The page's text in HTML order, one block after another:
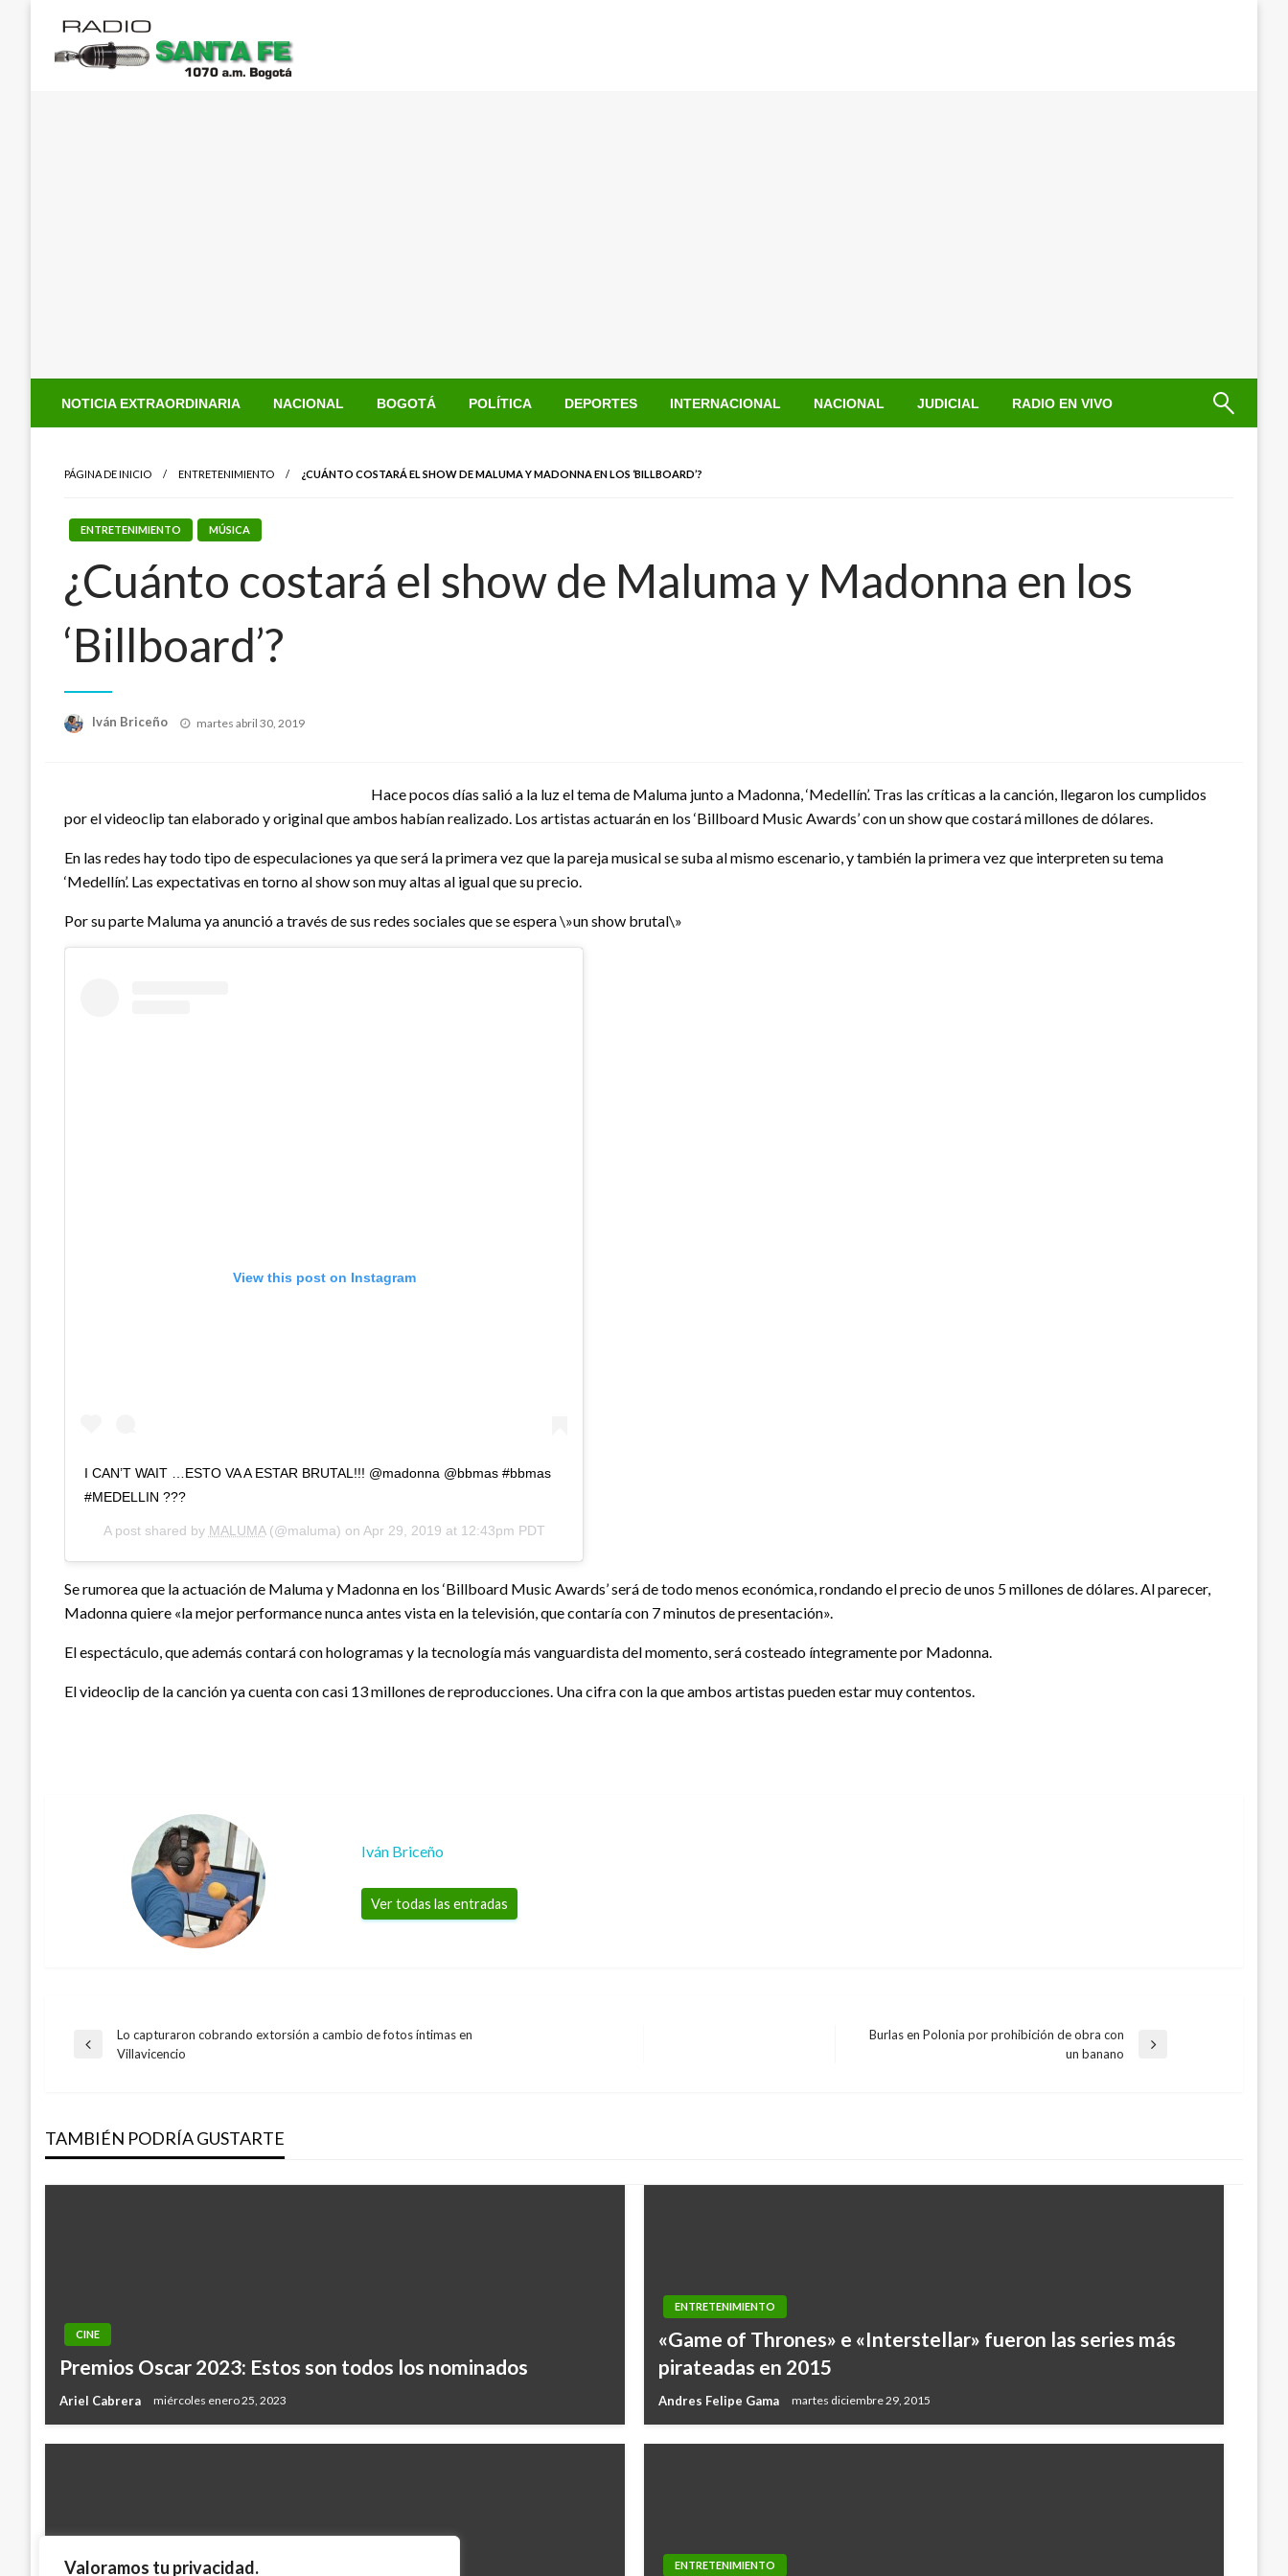
Valoramos tu privacidad.
contenido
NOTICIA EXTRAORDINARIA NACIONAL BOGOTÁ POLÍTICA DEPORTES INTERNACIONAL NACIONAL JUDICIAL RADIO EN VIVO
PÁGINA DE INICIO ENTRETENIMIENTO ¿CUÁNTO COSTARÁ EL SHOW DE MALUMA Y MADONNA EN LOS ‘BILLBOARD’?
ENTRETENIMIENTO MÚSICA
¿Cuánto costará el show de Maluma y Madonna en los
‘Billboard’?
Iván Briceño
Publicado
martes abril 30, 2019
Hace pocos días salió a la luz el tema de Maluma junto a Madonna, ‘Medellín’. Tras las críticas a la canción, llegaron los cumplidos
por el videoclip tan elaborado y original que ambos habían realizado. Los artistas actuarán en los ‘Billboard Music Awards’ con un show que costará millones de dólares.
En las redes hay todo tipo de especulaciones ya que será la primera vez que la pareja musical se suba al mismo escenario, y también la primera vez que interpreten su tema
‘Medellín’. Las expectativas en torno al show son muy altas al igual que su precio.
Por su parte Maluma ya anunció a través de sus redes sociales que se espera \»un show brutal\»
View this post on Instagram
I CAN’T WAIT …ESTO VA A ESTAR BRUTAL!!! @madonna @bbmas #bbmas
#MEDELLIN ???
A post shared by MALUMA(@maluma) on Apr 29, 2019 at 12:43pm PDT
Se rumorea que la actuación de Maluma y Madonna en los ‘Billboard Music Awards’ será de todo menos económica, rondando el precio de unos 5 millones de dólares. Al parecer,
Madonna quiere «la mejor performance nunca antes vista en la televisión, que contaría con 7 minutos de presentación».
El espectáculo, que además contará con hologramas y la tecnología más vanguardista del momento, será costeado íntegramente por Madonna.
El videoclip de la canción ya cuenta con casi 13 millones de reproducciones. Una cifra con la que ambos artistas pueden estar muy contentos.
Iván Briceño
Ver todas las entradas
Navegación
entradas
Entrada
Lo capturaron cobrando extorsión a cambio de fotos íntimas en
Villavicencio
Burlas en Polonia por prohibición de obra con
un banano
TAMBIÉN PODRÍA GUSTARTE
CINE
Premios Oscar 2023: Estos son todos los nominados
Ariel Cabrera miércoles enero 25, 2023
ENTRETENIMIENTO
«Game of Thrones» e «Interstellar» fueron las series más
pirateadas en 2015
Andres Felipe Gama martes diciembre 29, 2015
ENTRETENIMIENTO ENTRETENIMIENTO